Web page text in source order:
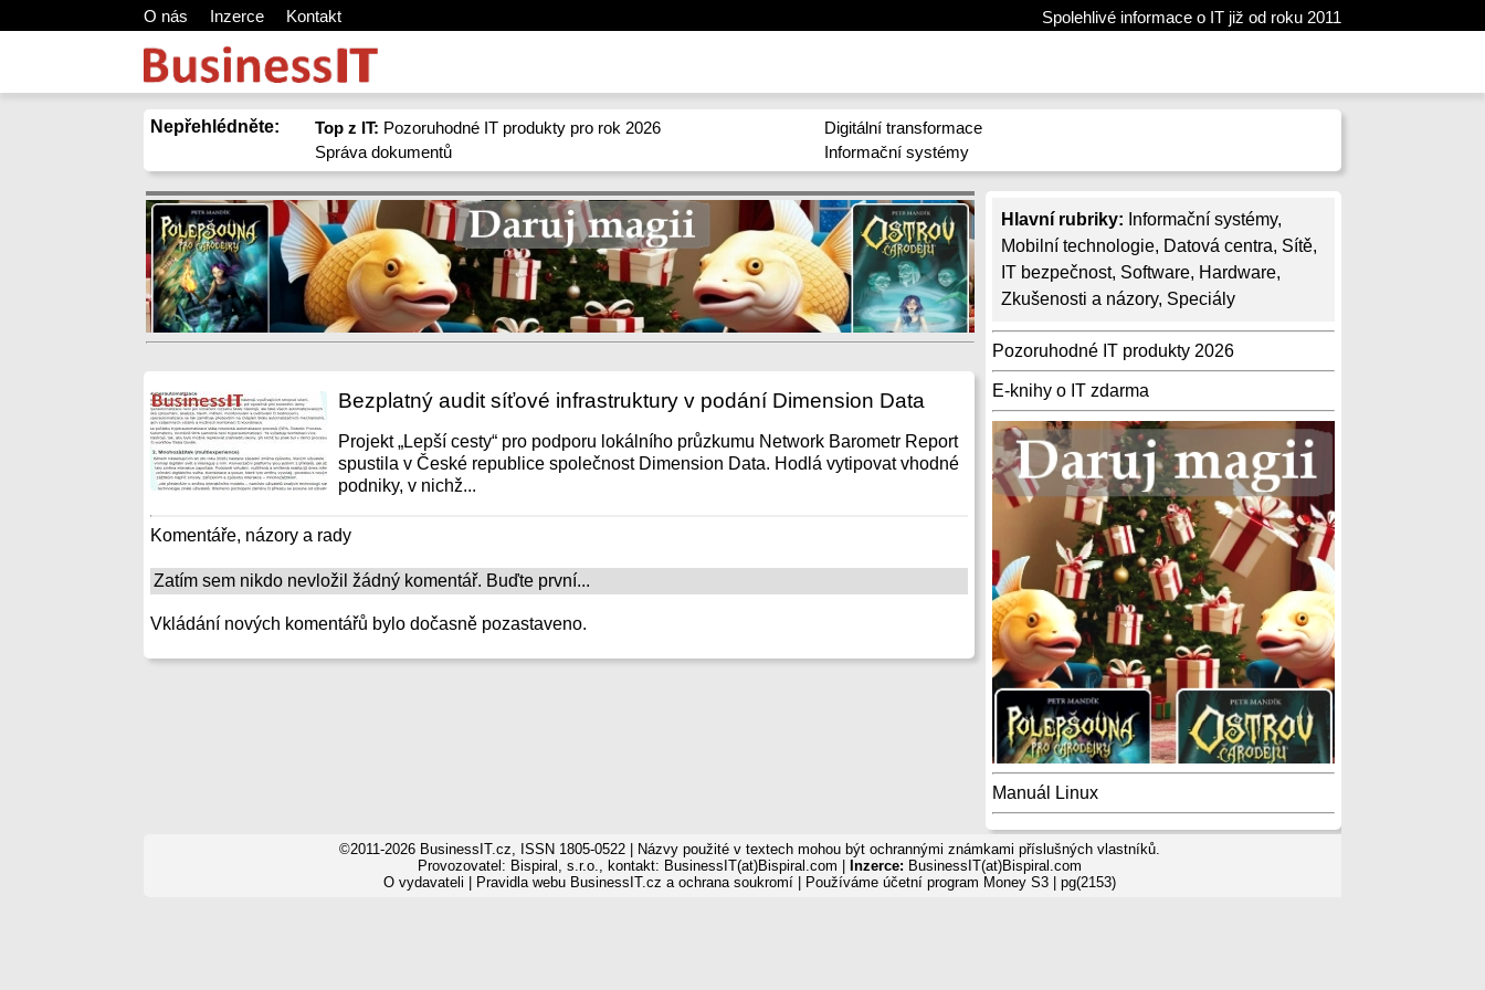
O nás Inzerce Kontakt Spolehlivé informace o IT již od roku 2011
Nepřehlédněte: Top z IT: Pozoruhodné IT produkty pro rok 2026
Správa dokumentů
Digitální transformace
Informační systémy
Hlavní rubriky: Informační systémy,
Mobilní technologie, Datová centra, Sítě,
IT bezpečnost, Software, Hardware,
Zkušenosti a názory, Speciály
Pozoruhodné IT produkty 2026
E-knihy o IT zdarma
Manuál Linux
Bezplatný audit síťové infrastruktury v podání Dimension Data
Projekt „Lepší cesty“ pro podporu lokálního průzkumu Network Barometr Report
spustila v České republice společnost Dimension Data. Hodlá vytipovat vhodné
podniky, v nichž...
Komentáře, názory a rady
Zatím sem nikdo nevložil žádný komentář. Buďte první...
Vkládání nových komentářů bylo dočasně pozastaveno.
©2011-2026 BusinessIT.cz, ISSN 1805-0522 | Názvy použité v textech mohou být ochrannými známkami příslušných vlastníků.
Provozovatel: Bispiral, s.r.o., kontakt: BusinessIT(at)Bispiral.com |
Inzerce: BusinessIT(at)Bispiral.com
O vydavateli
Pravidla webu BusinessIT.cz a ochrana soukromí| Používáme účetní program Money S3| pg(2153)